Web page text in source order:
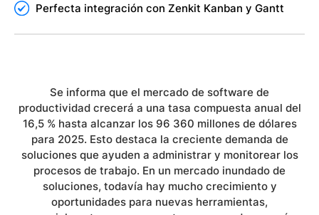
Perfecta integración con Zenkit Kanban y Gantt
Se informa que el mercado de software de
productividad crecerá a una tasa compuesta anual del
16,5 % hasta alcanzar los 96 360 millones de dólares
para 2025. Esto destaca la creciente demanda de
soluciones que ayuden a administrar y monitorear los
procesos de trabajo. En un mercado inundado de
soluciones, todavía hay mucho crecimiento y
oportunidades para nuevas herramientas,